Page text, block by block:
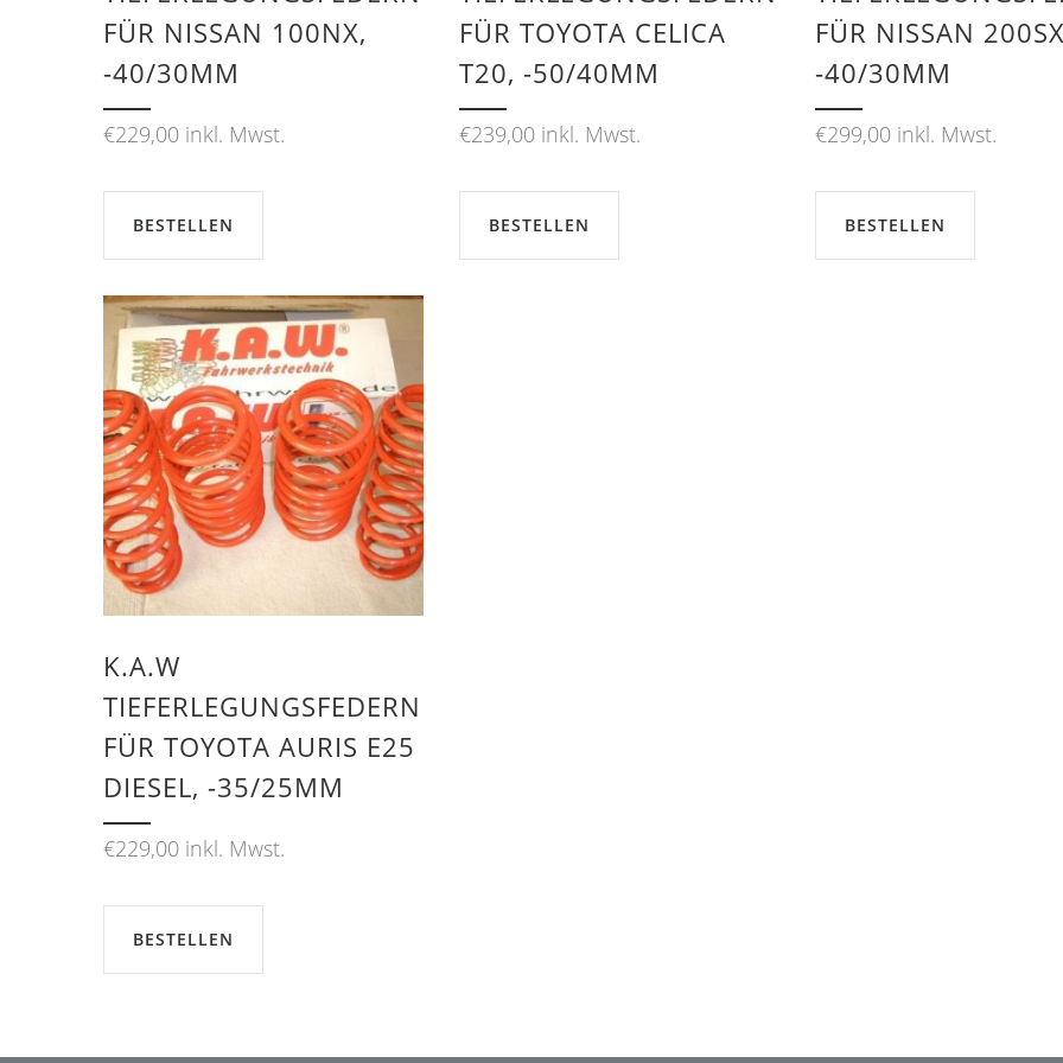
FÜR NISSAN 100NX,
-40/30MM
€229,00 inkl. Mwst.
BESTELLEN
FÜR TOYOTA CELICA
T20, -50/40MM
€239,00 inkl. Mwst.
BESTELLEN
FÜR NISSAN
-40/30MM
€299,00 inkl. Mwst.
BESTELLEN
K.A.W
TIEFERLEGUNGSFEDERN
FÜR TOYOTA AURIS E25
DIESEL, -35/25MM
€229,00 inkl. Mwst.
BESTELLEN